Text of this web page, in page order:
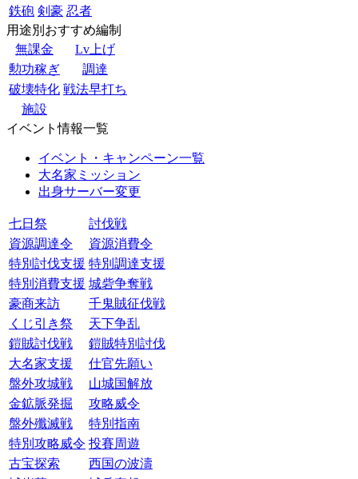
鉄砲 剣豪 忍者
用途別おすすめ編制
無課金
Lv上げ
勲功稼ぎ
調達
破壊特化 戦法早打ち
施設
イベント情報一覧
イベント・キャンペーン一覧
大名家ミッション
出身サーバー変更
七日祭
討伐戦
資源調達令
資源消費令
特別討伐支援 特別調達支援
特別消費支援 城砦争奪戦
豪商来訪
千鬼賊征伐戦
くじ引き祭
天下争乱
鎧賊討伐戦
鎧賊特別討伐
大名家支援
仕官先願い
盤外攻城戦
山城国解放
金鉱脈発掘
攻略威令
盤外殲滅戦
特別指南
特別攻略威令 投賽周遊
古宝探索
西国の波濤